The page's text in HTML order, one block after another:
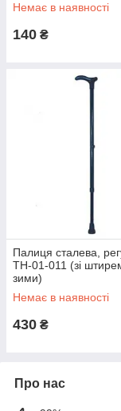
Немає в наявності
140 ₴
Палиця сталева,
ТН-01-011 (зі
зими)
Немає в наявності
430 ₴
Про нас